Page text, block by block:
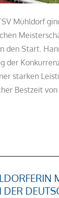
Mühldorf
den Start.
der
starken
Bestzeit von
DER